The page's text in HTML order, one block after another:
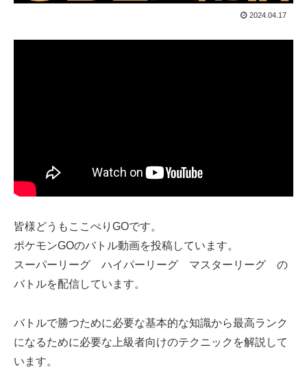
2024.04.17
皆様どうもここぺりGOです。
ポケモンGOのバトル動画を投稿しています。
スーパーリーグ ハイパーリーグ マスターリーグ の
バトルを配信しています。
バトルで勝つために必要な基本的な知識から最高ランク
になるために必要な上級者向けのテクニックを解説して
います。